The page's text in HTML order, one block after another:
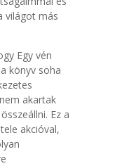
világot más
Egy vén
könyv soha
akartak
Ez a
akcióval,